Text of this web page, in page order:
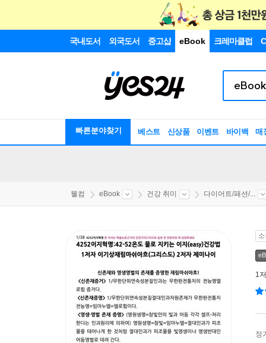
국내도서 외국도서 중고샵 eBook 크레마클럽
빠른분야찾기 베스트 신상품 이벤트 바이백 매
웰컴 eBook 건강 취미 다이어트/패션/...
1
정